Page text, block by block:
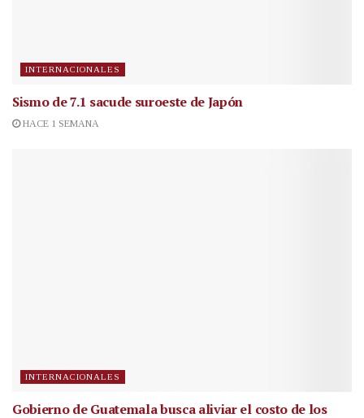
INTERNACIONALES
Sismo de 7.1 sacude suroeste de Japón
HACE 1 SEMANA
INTERNACIONALES
Gobierno de Guatemala busca aliviar el costo de los